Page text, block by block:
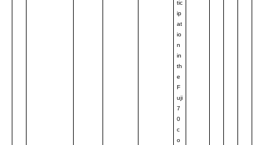
tic
ip
at
io
n
in
th
e
F
uji
7
0
c
o